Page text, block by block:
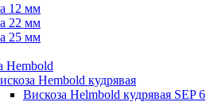
12 мм
22 мм
25 мм
Hembold
Hembold кудрявая
Вискоза Helmbold кудрявая SEP 6